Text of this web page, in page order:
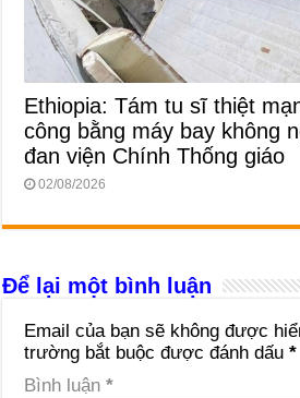
Ethiopia: Tám tu sĩ thiệt
công bằng máy bay không
đan viện Chính Thống giáo
02/08/2026
Để lại một bình luận
Email của bạn sẽ không được
trường bắt buộc được đánh dấu*
Bình luận*